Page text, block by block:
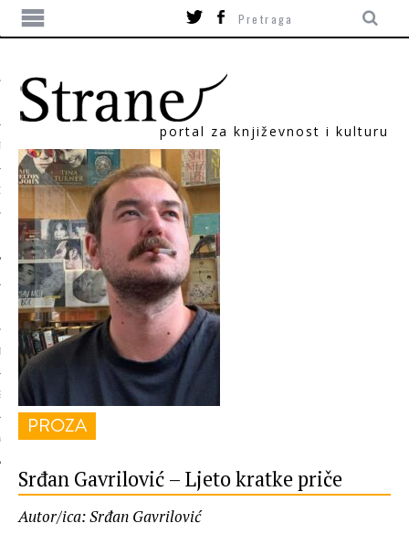
portal za književnost i kulturu
PROZA
Srđan Gavrilović – Ljeto kratke priče
Autor/ica: Srđan Gavrilović